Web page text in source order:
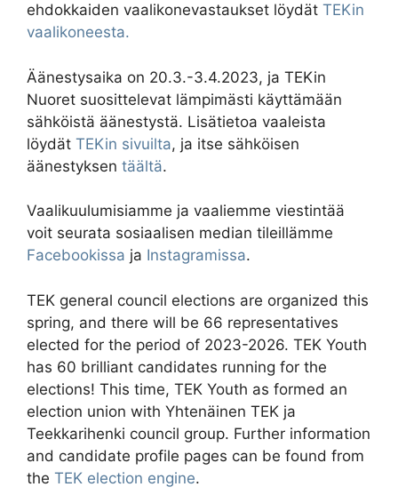
ehdokkaiden vaalikonevastaukset löydät TEKin
vaalikoneesta.
Äänestysaika on 20.3.-3.4.2023, ja TEKin
Nuoret suosittelevat lämpimästi käyttämään
sähköistä äänestystä. Lisätietoa vaaleista
löydät TEKin sivuilta, ja itse sähköisen
äänestyksen täältä.
Vaalikuulumisiamme ja vaaliemme viestintää
voit seurata sosiaalisen median tileillämme
Facebookissa ja Instagramissa.
TEK general council elections are organized this
spring, and there will be 66 representatives
elected for the period of 2023-2026. TEK Youth
has 60 brilliant candidates running for the
elections! This time, TEK Youth as formed an
election union with Yhtenäinen TEK ja
Teekkarihenki council group. Further information
and candidate profile pages can be found from
the TEK election engine.